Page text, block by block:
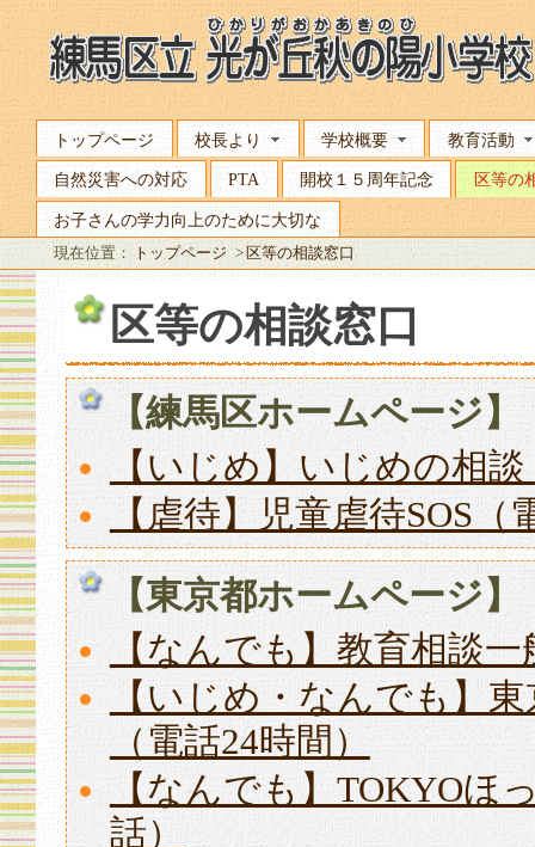
トップページ 校長より 学校概要 教育活動
自然災害への対応 PTA 開校１５周年記念 区等の
お子さんの学力向上のために大切な
現在位置： トップページ > 区等の相談窓口
区等の相談窓口
【練馬区ホームページ】
【いじめ】いじめの相
【虐待】児童虐待SOS（
【東京都ホームページ】
【なんでも】教育相談
【いじめ・なんでも】
（電話24時間）
【なんでも】TOKYOほ
話）